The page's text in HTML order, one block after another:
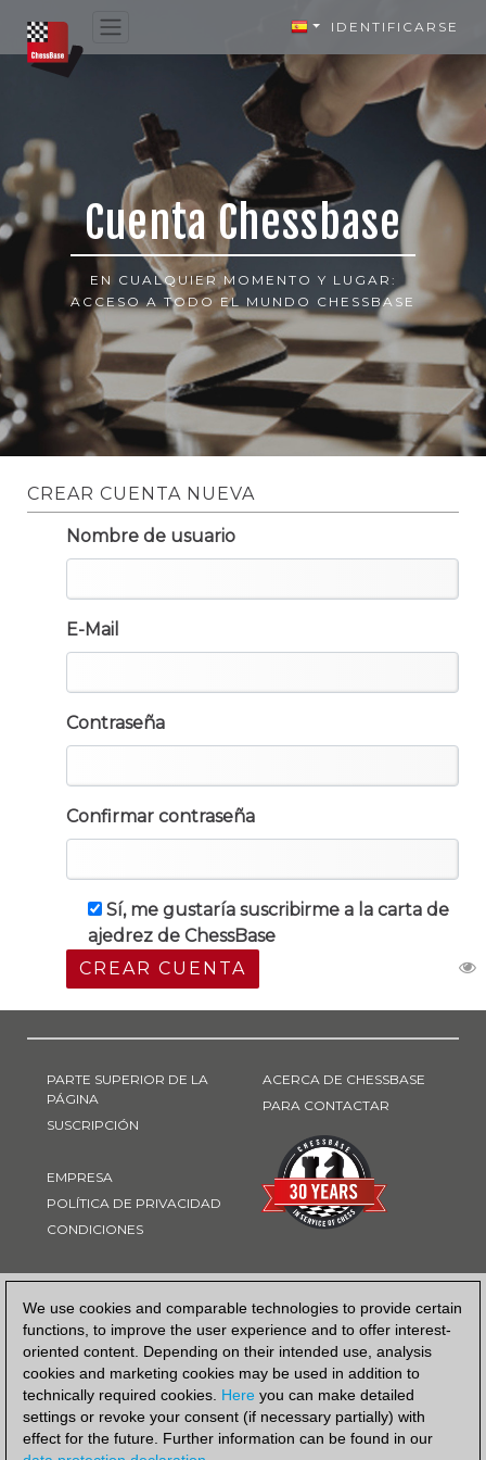
We use cookies and comparable technologies to provide certain
functions, to improve the user experience and to offer interest-
oriented content. Depending on their intended use, analysis
cookies and marketing cookies may be used in addition to
technically required cookies. Here you can make detailed
settings or revoke your consent (if necessary partially) with
effect for the future. Further information can be found in our
IDENTIFICARSE
Cuenta Chessbase
EN CUALQUIER MOMENTO Y LUGAR:
ACCESO A TODO EL MUNDO CHESSBASE
CREAR CUENTA NUEVA
Nombre de usuario
E-Mail
Contraseña
Confirmar contraseña
Sí, me gustaría suscribirme a la carta de
ajedrez de ChessBase
CREAR CUENTA
PARTE SUPERIOR DE LA
PÁGINA
SUSCRIPCIÓN
EMPRESA
POLÍTICA DE PRIVACIDAD
CONDICIONES
ACERCA DE CHESSBASE
PARA CONTACTAR
FORMA DE PAGO